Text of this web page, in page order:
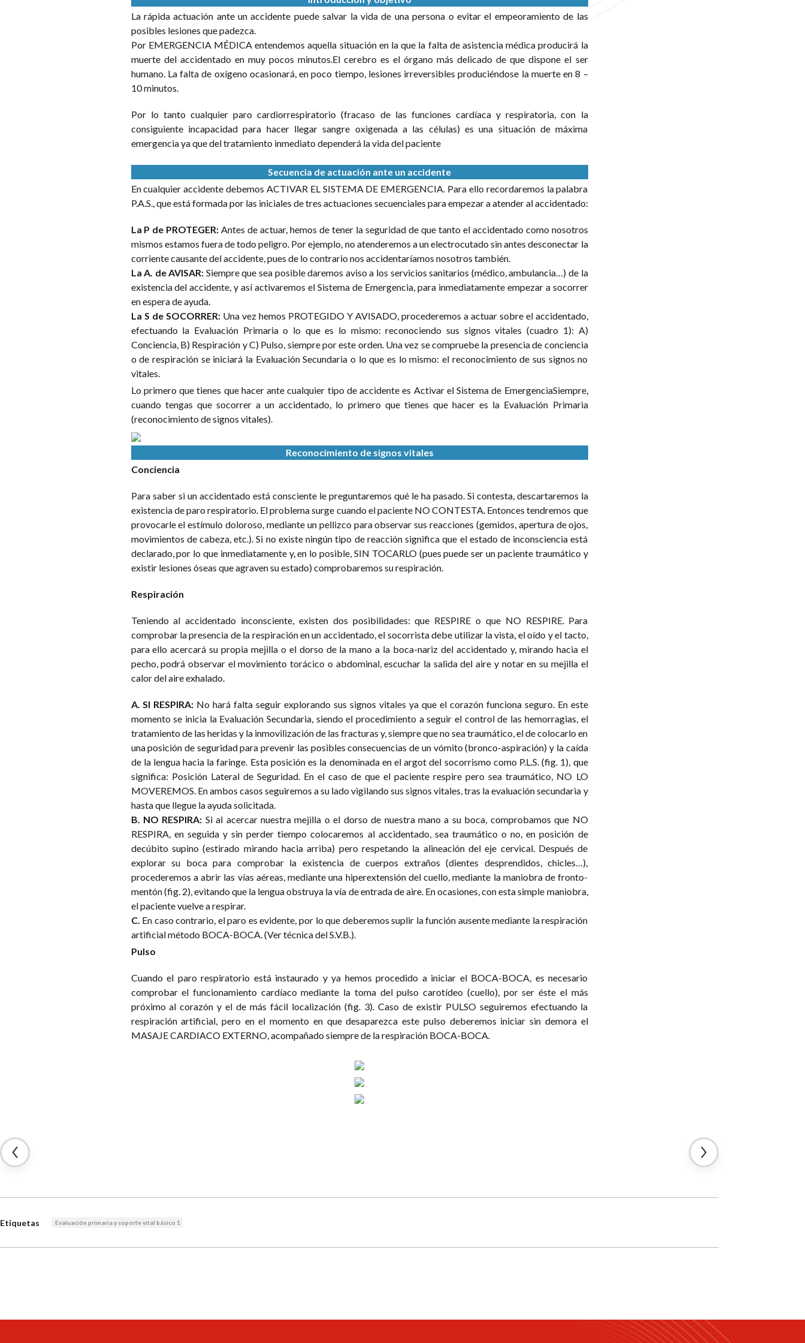
La rápida actuación ante un accidente puede salvar la vida de una persona o evitar el empeoramiento de las
posibles lesiones que padezca.
Por EMERGENCIA MÉDICA entendemos aquella situación en la que la falta de asistencia médica producirá la
muerte del accidentado en muy pocos minutos.El cerebro es el órgano más delicado de que dispone el ser
humano. La falta de oxígeno ocasionará, en poco tiempo, lesiones irreversibles produciéndose la muerte en 8 –
10 minutos.
Por lo tanto cualquier paro cardiorrespiratorio (fracaso de las funciones cardíaca y respiratoria, con la
consiguiente incapacidad para hacer llegar sangre oxigenada a las células) es una situación de máxima
emergencia ya que del tratamiento inmediato dependerá la vida del paciente
Secuencia de actuación ante un accidente
En cualquier accidente debemos ACTIVAR EL SISTEMA DE EMERGENCIA. Para ello recordaremos la palabra
P.A.S., que está formada por las iniciales de tres actuaciones secuenciales para empezar a atender al accidentado:
La P de PROTEGER: Antes de actuar, hemos de tener la seguridad de que tanto el accidentado como nosotros
mismos estamos fuera de todo peligro. Por ejemplo, no atenderemos a un electrocutado sin antes desconectar la
corriente causante del accidente, pues de lo contrario nos accidentaríamos nosotros también.
La A. de AVISAR: Siempre que sea posible daremos aviso a los servicios sanitarios (médico, ambulancia…) de la
existencia del accidente, y así activaremos el Sistema de Emergencia, para inmediatamente empezar a socorrer
en espera de ayuda.
La S de SOCORRER:Una vez hemos PROTEGIDO Y AVISADO, procederemos a actuar sobre el accidentado,
efectuando la Evaluación Primaria o lo que es lo mismo: reconociendo sus signos vitales (cuadro 1): A)
Conciencia, B) Respiración y C) Pulso, siempre por este orden. Una vez se compruebe la presencia de conciencia
o de respiración se iniciará la Evaluación Secundaria o lo que es lo mismo: el reconocimiento de sus signos no
vitales.
Lo primero que tienes que hacer ante cualquier tipo de accidente es Activar el Sistema de EmergenciaSiempre,
cuando tengas que socorrer a un accidentado, lo primero que tienes que hacer es la Evaluación Primaria
(reconocimiento de signos vitales).
Reconocimiento de signos vitales
Conciencia
Para saber si un accidentado está consciente le preguntaremos qué le ha pasado. Si contesta, descartaremos la
existencia de paro respiratorio. El problema surge cuando el paciente NO CONTESTA. Entonces tendremos que
provocarle el estímulo doloroso, mediante un pellizco para observar sus reacciones (gemidos, apertura de ojos,
movimientos de cabeza, etc.). Si no existe ningún tipo de reacción significa que el estado de inconsciencia está
declarado, por lo que inmediatamente y, en lo posible, SIN TOCARLO (pues puede ser un paciente traumático y
existir lesiones óseas que agraven su estado) comprobaremos su respiración.
Respiración
Teniendo al accidentado inconsciente, existen dos posibilidades: que RESPIRE o que NO RESPIRE. Para
comprobar la presencia de la respiración en un accidentado, el socorrista debe utilizar la vista, el oído y el tacto,
para ello acercará su propia mejilla o el dorso de la mano a la boca-nariz del accidentado y, mirando hacia el
pecho, podrá observar el movimiento torácico o abdominal, escuchar la salida del aire y notar en su mejilla el
calor del aire exhalado.
A. SI RESPIRA: No hará falta seguir explorando sus signos vitales ya que el corazón funciona seguro. En este
momento se inicia la Evaluación Secundaria, siendo el procedimiento a seguir el control de las hemorragias, el
tratamiento de las heridas y la inmovilización de las fracturas y, siempre que no sea traumático, el de colocarlo en
una posición de seguridad para prevenir las posibles consecuencias de un vómito (bronco-aspiración) y la caída
de la lengua hacia la faringe. Esta posición es la denominada en el argot del socorrismo como P.L.S. (fig. 1), que
significa: Posición Lateral de Seguridad. En el caso de que el paciente respire pero sea traumático, NO LO
MOVEREMOS. En ambos casos seguiremos a su lado vigilando sus signos vitales, tras la evaluación secundaria y
hasta que llegue la ayuda solicitada.
B. NO RESPIRA: Si al acercar nuestra mejilla o el dorso de nuestra mano a su boca, comprobamos que NO
RESPIRA, en seguida y sin perder tiempo colocaremos al accidentado, sea traumático o no, en posición de
decúbito supino (estirado mirando hacia arriba) pero respetando la alineación del eje cervical. Después de
explorar su boca para comprobar la existencia de cuerpos extraños (dientes desprendidos, chicles…),
procederemos a abrir las vías aéreas, mediante una hiperextensión del cuello, mediante la maniobra de fronto-
mentón (fig. 2), evitando que la lengua obstruya la vía de entrada de aire. En ocasiones, con esta simple maniobra,
el paciente vuelve a respirar.
C. En caso contrario, el paro es evidente, por lo que deberemos suplir la función ausente mediante la respiración
artificial método BOCA-BOCA. (Ver técnica del S.V.B.).
Pulso
Cuando el paro respiratorio está instaurado y ya hemos procedido a iniciar el BOCA-BOCA, es necesario
comprobar el funcionamiento cardíaco mediante la toma del pulso carotídeo (cuello), por ser éste el más
próximo al corazón y el de más fácil localización (fig. 3). Caso de existir PULSO seguiremos efectuando la
respiración artificial, pero en el momento en que desaparezca este pulso deberemos iniciar sin demora el
MASAJE CARDIACO EXTERNO, acompañado siempre de la respiración BOCA-BOCA.
Etiquetas Evaluación primaria y soporte vital básico 1